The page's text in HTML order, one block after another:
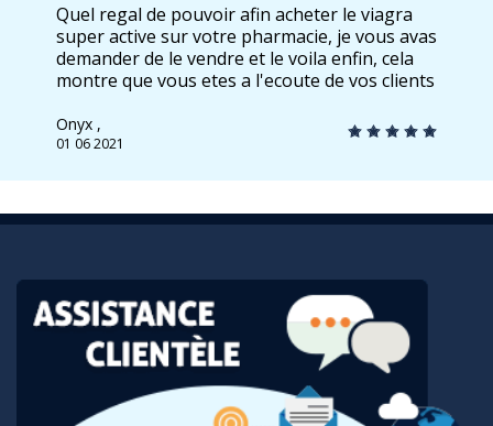
Quel regal de pouvoir afin acheter le viagra
super active sur votre pharmacie, je vous avas
demander de le vendre et le voila enfin, cela
montre que vous etes a l'ecoute de vos clients
Onyx ,
01 06 2021